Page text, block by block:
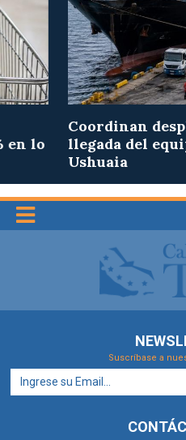
Coordinan despliegue
llegada del
Ushuaia
Suscríbase a